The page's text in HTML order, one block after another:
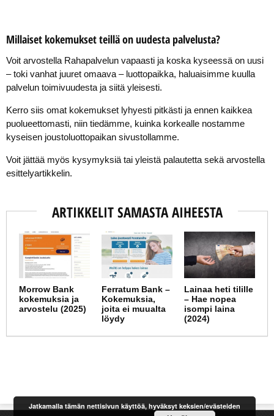
Millaiset kokemukset teillä on uudesta palvelusta?
Voit arvostella Rahapalvelun vapaasti ja koska kyseessä on uusi
– toki vanhat juuret omaava – luottopaikka, haluaisimme kuulla
palvelun toimivuudesta ja siitä yleisesti.
Kerro siis omat kokemukset lyhyesti pitkästi ja ennen kaikkea
puolueettomasti, niin tiedämme, kuinka korkealle nostamme
kyseisen joustoluottopaikan sivustollamme.
Voit jättää myös kysymyksiä tai yleistä palautetta sekä arvostella
esittelyartikkelin.
ARTIKKELIT SAMASTA AIHEESTA
Morrow Bank
kokemuksia ja
arvostelu (2025)
Ferratum Bank –
Kokemuksia,
joita ei muualta
löydy
Lainaa heti tilille
– Hae nopea
isompi laina
(2024)
Jatkamalla tämän nettisivun käyttöä, hyväksyt keksien/evästeiden